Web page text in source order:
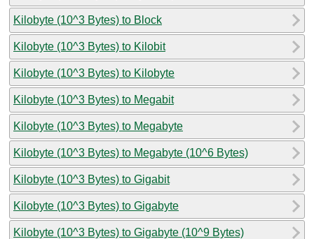
Kilobyte (10^3 Bytes) to Block
Kilobyte (10^3 Bytes) to Kilobit
Kilobyte (10^3 Bytes) to Kilobyte
Kilobyte (10^3 Bytes) to Megabit
Kilobyte (10^3 Bytes) to Megabyte
Kilobyte (10^3 Bytes) to Megabyte (10^6 Bytes)
Kilobyte (10^3 Bytes) to Gigabit
Kilobyte (10^3 Bytes) to Gigabyte
Kilobyte (10^3 Bytes) to Gigabyte (10^9 Bytes)